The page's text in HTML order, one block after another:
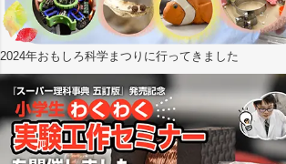
2024年おもしろ科学まつりに行ってきました